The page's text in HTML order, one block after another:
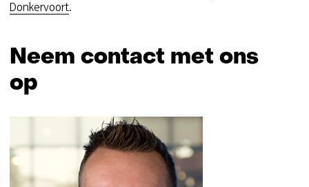
Donkervoort.
Neem contact met ons
op
over
(Neem
contact